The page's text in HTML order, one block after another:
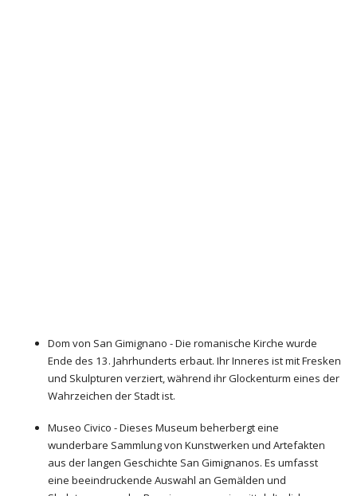
Dom von San Gimignano - Die romanische Kirche wurde
Ende des 13. Jahrhunderts erbaut. Ihr Inneres ist mit Fresken
und Skulpturen verziert, während ihr Glockenturm eines der
Wahrzeichen der Stadt ist.
Museo Civico - Dieses Museum beherbergt eine
wunderbare Sammlung von Kunstwerken und Artefakten
aus der langen Geschichte San Gimignanos. Es umfasst
eine beeindruckende Auswahl an Gemälden und